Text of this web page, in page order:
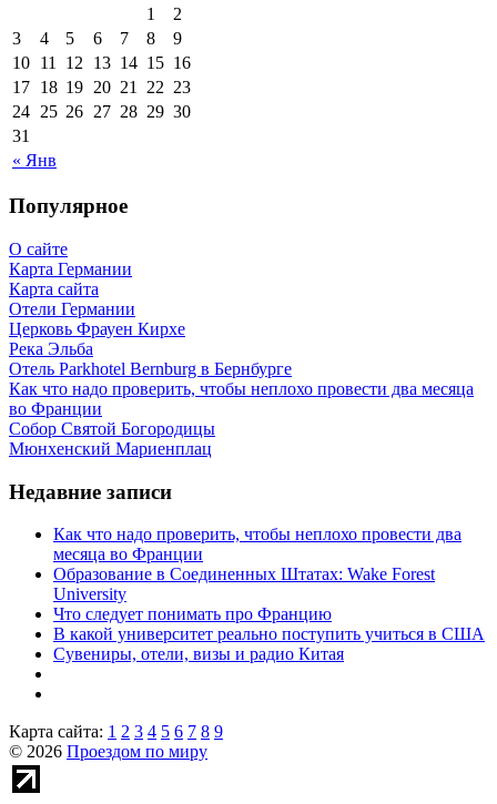
« Янв
1
2
3
4 5 6 7 8
9
10 11 12 13 14 15 16
17 18 19 20 21 22 23
24 25 26 27 28 29 30
31
Популярное
О сайте
Карта Германии
Карта сайта
Отели Германии
Церковь Фрауен Кирхе
Река Эльба
Отель Parkhotel Bernburg в Бернбурге
Как что надо проверить, чтобы неплохо провести два месяца
во Франции
Собор Святой Богородицы
Мюнхенский Мариенплац
Недавние записи
Как что надо проверить, чтобы неплохо провести два
месяца во Франции
Образование в Соединенных Штатах: Wake Forest
University
Что следует понимать про Францию
В какой университет реально поступить учиться в США
Сувениры, отели, визы и радио Китая
Карта сайта: 1 2 3 4 5 6 7 8 9
© 2026 Проездом по миру